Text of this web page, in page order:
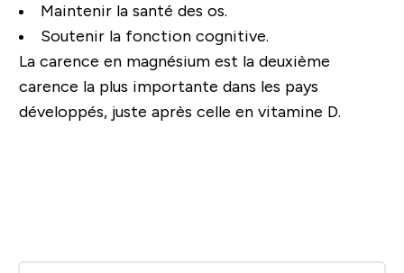
Maintenir la santé des os.
Soutenir la fonction cognitive.
La carence en magnésium est la deuxième
carence la plus importante dans les pays
développés, juste après celle en vitamine D.